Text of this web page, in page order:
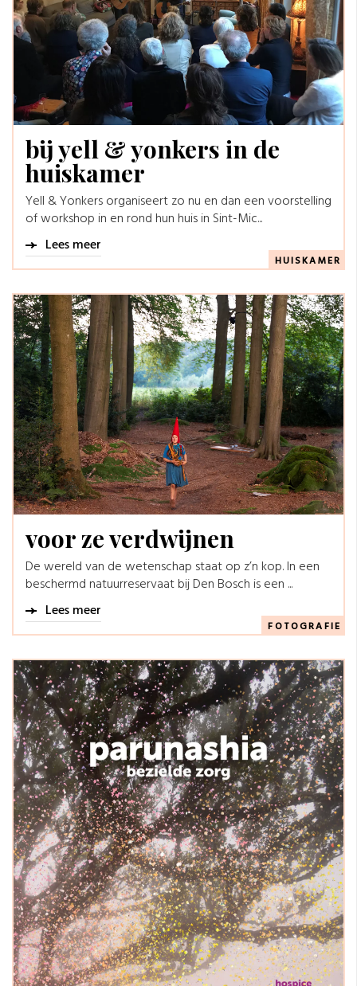
bij yell & yonkers in de
huiskamer
Yell & Yonkers organiseert zo nu en dan een voorstelling
of workshop in en rond hun huis in Sint-Mic...
Lees meer
HUISKAMER
voor ze verdwijnen
De wereld van de wetenschap staat op z’n kop. In een
beschermd natuurreservaat bij Den Bosch is een ...
Lees meer
FOTOGRAFIE